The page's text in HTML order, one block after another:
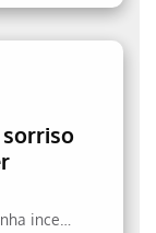
sorriso